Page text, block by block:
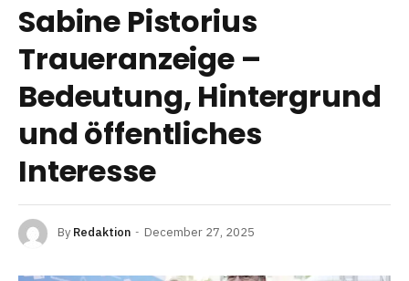
Sabine Pistorius
Traueranzeige –
Bedeutung, Hintergrund
und öffentliches
Interesse
By Redaktion December 27, 2025